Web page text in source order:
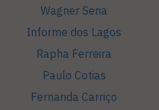
Wagner Sena
Informe dos Lagos
Rapha Ferreira
Paulo Cotias
Fernanda Carriço